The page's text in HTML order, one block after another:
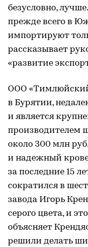
безусловно,
прежде всего в
импортируют
рассказывает
«развитие
ООО
в Бурятии,
и является
производителем
около 300 млн
и надежный
за последние 15
сократился в
завода Игорь
серого цвета, и
объясняет
решили делать